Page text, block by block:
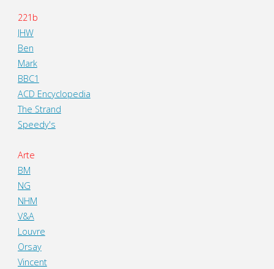
221b
JHW
Ben
Mark
BBC1
ACD Encyclopedia
The Strand
Speedy's
Arte
BM
NG
NHM
V&A
Louvre
Orsay
Vincent